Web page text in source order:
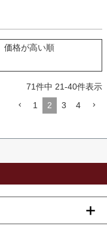
価格が高い順
71件中 21-40件表示
1
2 3 4